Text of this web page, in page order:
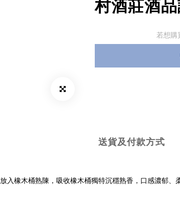
村酒莊酒
若想購
送貨及付款方式
橡木桶熟陳，吸收橡木桶獨特沉穩熟香，口感濃郁、